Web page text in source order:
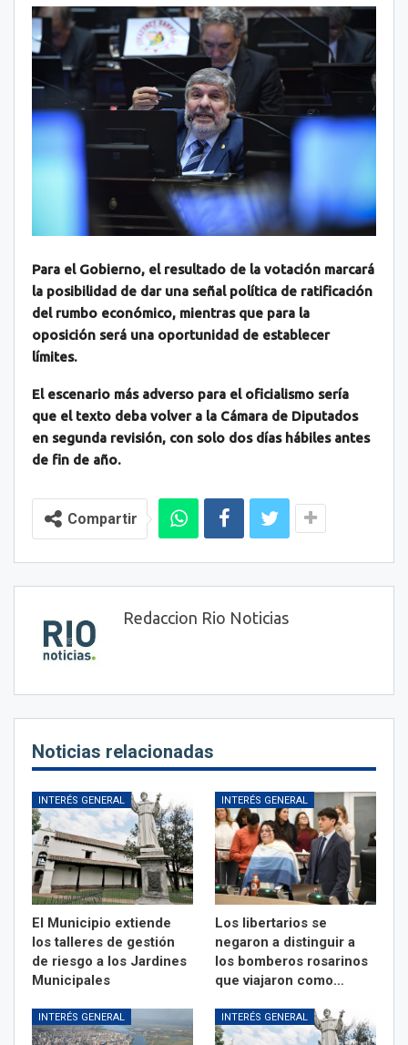
Para el Gobierno, el resultado de la votación marcará
la posibilidad de dar una señal política de ratificación
del rumbo económico, mientras que para la
oposición será una oportunidad de establecer
límites.
El escenario más adverso para el oficialismo sería
que el texto deba volver a la Cámara de Diputados
en segunda revisión, con solo dos días hábiles antes
de fin de año.
Compartir
Redaccion Rio Noticias
Noticias relacionadas
INTERÉS GENERAL
El Municipio extiende
los talleres de gestión
de riesgo a los Jardines
Municipales
INTERÉS GENERAL
Los libertarios se
negaron a distinguir a
los bomberos rosarinos
que viajaron como…
INTERÉS GENERAL INTERÉS GENERAL